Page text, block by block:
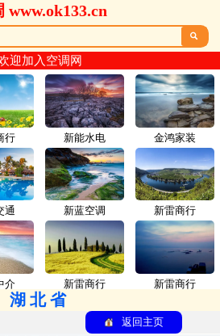
www.ok133.cn

迎加入空调网
行
通
介
新能水电 金鸿家装
新蓝空调 新雷商行
新雷商行 新雷商行
湖北省
返回主页